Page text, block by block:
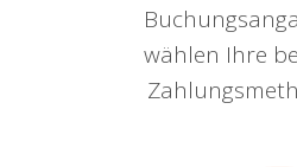
wählen Ihre